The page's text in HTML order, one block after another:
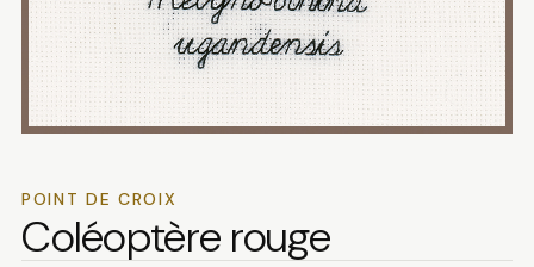
POINT DE CROIX
Coléoptère rouge